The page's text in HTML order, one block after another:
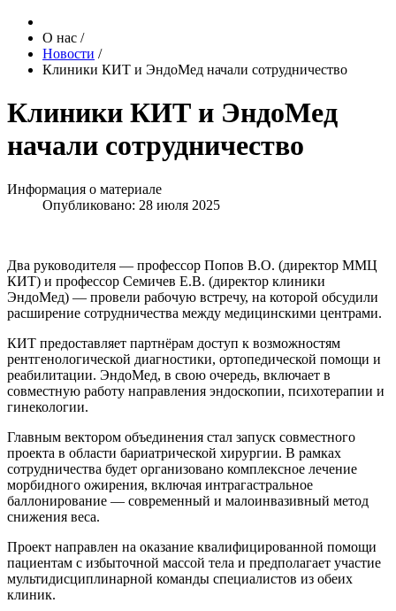
О нас /
Новости /
Клиники КИТ и ЭндоМед начали сотрудничество
Клиники КИТ и ЭндоМед
начали сотрудничество
Информация о материале
Опубликовано: 28 июля 2025
Два руководителя — профессор Попов В.О. (директор ММЦ
КИТ) и профессор Семичев Е.В. (директор клиники
ЭндоМед) — провели рабочую встречу, на которой обсудили
расширение сотрудничества между медицинскими центрами.
КИТ предоставляет партнёрам доступ к возможностям
рентгенологической диагностики, ортопедической помощи и
реабилитации. ЭндоМед, в свою очередь, включает в
совместную работу направления эндоскопии, психотерапии и
гинекологии.
Главным вектором объединения стал запуск совместного
проекта в области бариатрической хирургии. В рамках
сотрудничества будет организовано комплексное лечение
морбидного ожирения, включая интрагастральное
баллонирование — современный и малоинвазивный метод
снижения веса.
Проект направлен на оказание квалифицированной помощи
пациентам с избыточной массой тела и предполагает участие
мультидисциплинарной команды специалистов из обеих
клиник.